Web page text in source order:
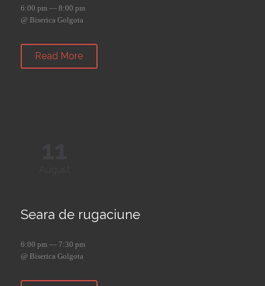
6:00 pm — 8:00 pm
@ Biserica Golgota
Read More
Seara de rugaciune
6:00 pm — 7:30 pm
@ Biserica Golgota